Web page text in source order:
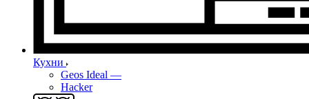
Кухни
Geos Ideal —
Hacker